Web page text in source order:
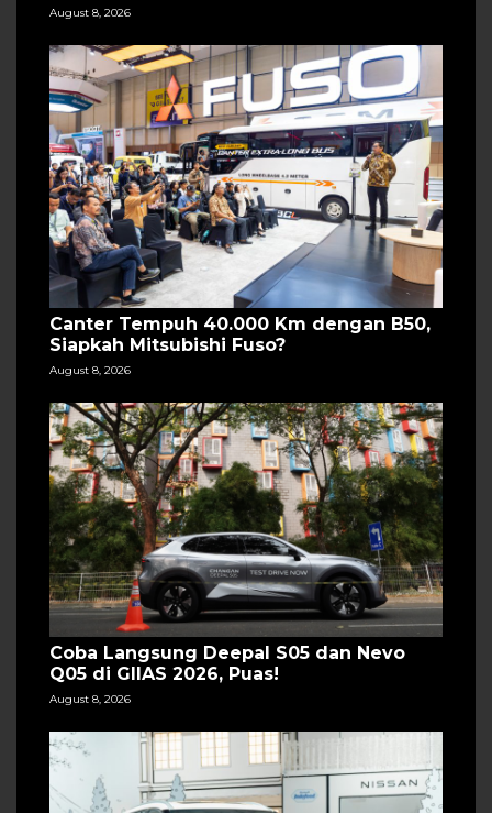
August 8, 2026
Canter Tempuh 40.000 Km dengan B50,
Siapkah Mitsubishi Fuso?
August 8, 2026
Coba Langsung Deepal S05 dan Nevo
Q05 di GIIAS 2026, Puas!
August 8, 2026